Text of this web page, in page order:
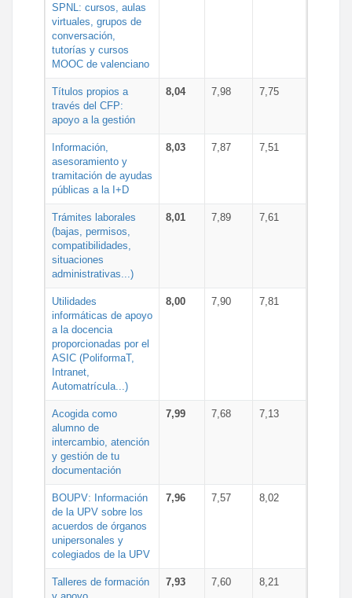
SPNL: cursos, aulas
virtuales, grupos de
conversación,
tutorías y cursos
MOOC de valenciano
Títulos propios a
través del CFP:
apoyo a la gestión
8,04 7,98 7,75
Información,
asesoramiento y
tramitación de ayudas
públicas a la I+D
8,03 7,87 7,51
Trámites laborales
(bajas, permisos,
compatibilidades,
situaciones
administrativas...)
8,01 7,89 7,61
Utilidades
informáticas de apoyo
a la docencia
proporcionadas por el
ASIC (PoliformaT,
Intranet,
Automatrícula...)
8,00 7,90 7,81
Acogida como
alumno de
intercambio, atención
y gestión de tu
documentación
7,99 7,68 7,13
BOUPV: Información
de la UPV sobre los
acuerdos de órganos
unipersonales y
colegiados de la UPV
7,96 7,57 8,02
Talleres de formación
y apoyo
7,93 7,60 8,21